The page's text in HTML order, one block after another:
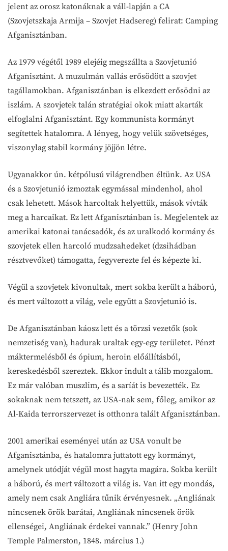
jelent az orosz katonáknak a váll-lapján a CA
(Szovjetszkaja Armija – Szovjet Hadsereg) felirat: Camping
Afganisztánban.
Az 1979 végétől 1989 elejéig megszállta a Szovjetunió
Afganisztánt. A muzulmán vallás erősödött a szovjet
tagállamokban. Afganisztánban is elkezdett erősödni az
iszlám. A szovjetek talán stratégiai okok miatt akarták
elfoglalni Afganisztánt. Egy kommunista kormányt
segítettek hatalomra. A lényeg, hogy velük szövetséges,
viszonylag stabil kormány jöjjön létre.
Ugyanakkor ún. kétpólusú világrendben éltünk. Az USA
és a Szovjetunió izmoztak egymással mindenhol, ahol
csak lehetett. Mások harcoltak helyettük, mások vívták
meg a harcaikat. Ez lett Afganisztánban is. Megjelentek az
amerikai katonai tanácsadók, és az uralkodó kormány és
szovjetek ellen harcoló mudzsahedeket (dzsihádban
résztvevőket) támogatta, fegyverezte fel és képezte ki.
Végül a szovjetek kivonultak, mert sokba került a háború,
és mert változott a világ, vele együtt a Szovjetunió is.
De Afganisztánban káosz lett és a törzsi vezetők (sok
nemzetiség van), hadurak uraltak egy-egy területet. Pénzt
máktermelésből és ópium, heroin előállításból,
kereskedésből szereztek. Ekkor indult a tálib mozgalom.
Ez már valóban muszlim, és a saríát is bevezették. Ez
sokaknak nem tetszett, az USA-nak sem, főleg, amikor az
Al-Kaida terrorszervezet is otthonra talált Afganisztánban.
2001 amerikai eseményei után az USA vonult be
Afganisztánba, és hatalomra juttatott egy kormányt,
amelynek utódját végül most hagyta magára. Sokba került
a háború, és mert változott a világ is. Van itt egy mondás,
amely nem csak Angliára tűnik érvényesnek. „Angliának
nincsenek örök barátai, Angliának nincsenek örök
ellenségei, Angliának érdekei vannak.” (Henry John
Temple Palmerston, 1848. március 1.)